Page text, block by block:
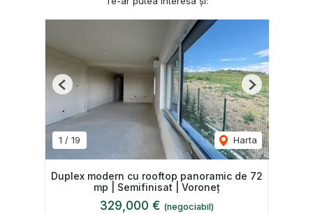
1 / 19 Harta
Previous Next
Duplex modern cu rooftop panoramic de 72
mp | Semifinisat | Voroneț
329,000 € (negociabil)